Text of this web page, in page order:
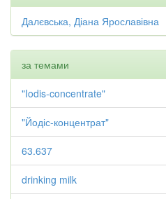
Далєвська, Діана Ярославівна
за темами
"Iodis-concentrate"
"Йодіс-концентрат"
63.637
drinking milk